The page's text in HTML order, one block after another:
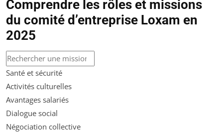
Comprendre les rôles et missions
du comité d’entreprise Loxam en
2025
Santé et sécurité
Activités culturelles
Avantages salariés
Dialogue social
Négociation collective